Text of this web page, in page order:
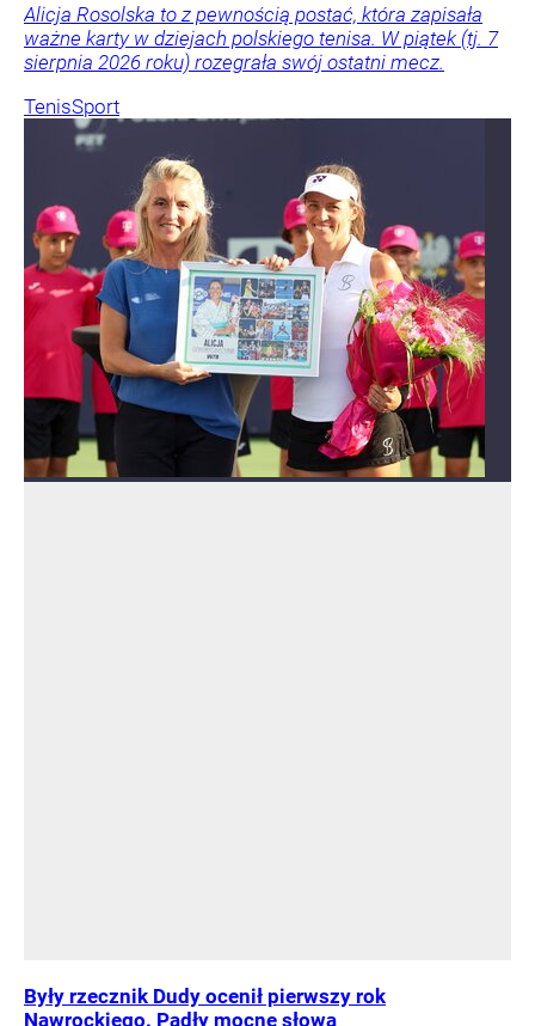
Alicja Rosolska to z pewnością postać, która zapisała
ważne karty w dziejach polskiego tenisa. W piątek (tj. 7
sierpnia 2026 roku) rozegrała swój ostatni mecz.
TenisSport
Były rzecznik Dudy ocenił pierwszy rok
Nawrockiego. Padły mocne słowa